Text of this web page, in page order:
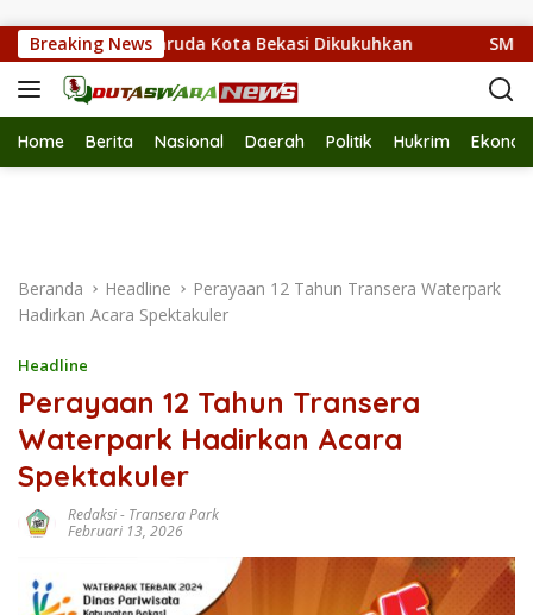
Breaking News
Garuda Kota Bekasi Dikukuhkan SMPN 42
Home Berita Nasional Daerah Politik Hukrim
Beranda Headline
Perayaan 12 Tahun Transera Waterpark
Hadirkan Acara Spektakuler
Headline
Perayaan 12 Tahun Transera
Waterpark Hadirkan Acara
Spektakuler
Redaksi- Transera Park
Februari 13, 2026